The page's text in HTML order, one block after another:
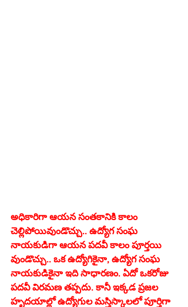
అధికారిగా ఆయన సంతకానికి కాలం
చెల్లిపోయివుండొచ్చు.. ఉద్యోగ సంఘ
నాయకుడిగా ఆయన పదవీ కాలం పూర్తయి
వుండొచ్చు.. ఒక ఉద్యోగికైనా, ఉద్యోగ సంఘ
నాయకుడికైనా ఇది సాధారణం. ఏదో ఒకరోజు
పదవీ విరమణ తప్పదు. కానీ ఇక్కడ ప్రజల
హృదయాల్లో ఉద్యోగుల మస్తిస్కాలలో పూర్తిగా